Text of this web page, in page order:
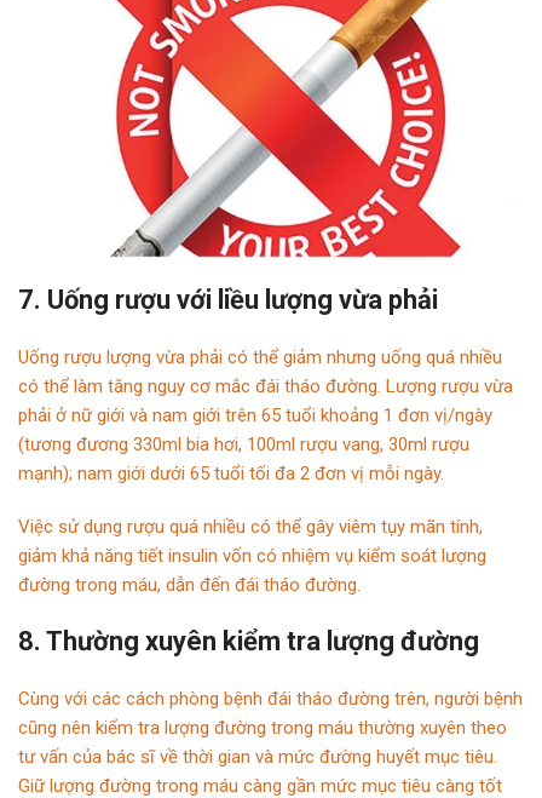
7. Uống rượu với liều lượng vừa phải
Uống rượu lượng vừa phải có thể giảm nhưng uống quá nhiều
có thể làm tăng nguy cơ mắc đái tháo đường. Lượng rượu vừa
phải ở nữ giới và nam giới trên 65 tuổi khoảng 1 đơn vị/ngày
(tương đương 330ml bia hơi, 100ml rượu vang, 30ml rượu
mạnh); nam giới dưới 65 tuổi tối đa 2 đơn vị mỗi ngày.
Việc sử dụng rượu quá nhiều có thể gây viêm tụy mãn tính,
giảm khả năng tiết insulin vốn có nhiệm vụ kiểm soát lượng
đường trong máu, dẫn đến đái tháo đường.
8. Thường xuyên kiểm tra lượng đường
Cùng với các cách phòng bệnh đái tháo đường trên, người bệnh
cũng nên kiểm tra lượng đường trong máu thường xuyên theo
tư vấn của bác sĩ về thời gian và mức đường huyết mục tiêu.
Giữ lượng đường trong máu càng gần mức mục tiêu càng tốt